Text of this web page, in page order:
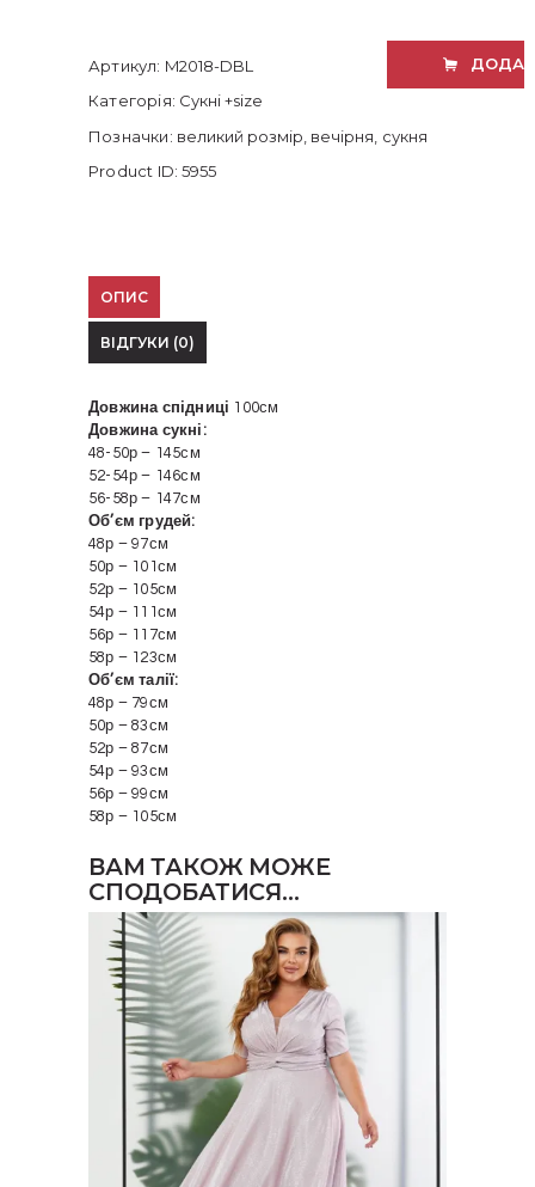
кількість
Артикул: M2018-DBL
Категорія: Сукні +size
Позначки: великий розмір вечірня сукня
Product ID:5955
ОПИС
ВІДГУКИ (0)
Довжина спідниці 100см
Довжина сукні:
48-50р – 145см
52-54р – 146см
56-58р – 147см
Об’єм грудей:
48р – 97см
50р – 101см
52р – 105см
54р – 111см
56р – 117см
58р – 123см
Об’єм талії:
48р – 79см
50р – 83см
52р – 87см
54р – 93см
56р – 99см
58р – 105см
ВАМ ТАКОЖ МОЖЕ
СПОДОБАТИСЯ…